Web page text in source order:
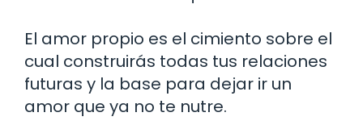
El amor propio es el cimiento sobre el
cual construirás todas tus relaciones
futuras y la base para dejar ir un
amor que ya no te nutre.